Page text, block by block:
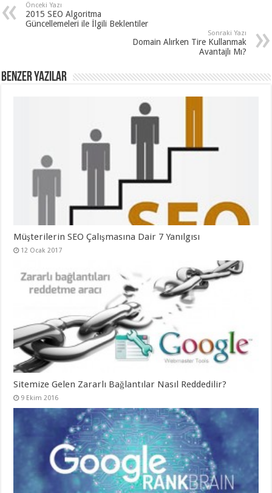
Önceki Yazı
2015 SEO Algoritma
Güncellemeleri ile İlgili Beklentiler
Sonraki Yazı
Domain Alırken Tire Kullanmak
Avantajlı Mı?
Benzer Yazılar
Müşterilerin SEO Çalışmasına Dair 7 Yanılgısı
12 Ocak 2017
Sitemize Gelen Zararlı Bağlantılar Nasıl Reddedilir?
9 Ekim 2016